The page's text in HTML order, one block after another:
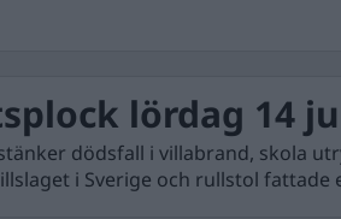
lördag 14
dödsfall i villabrand, skola
i Sverige och rullstol fattade